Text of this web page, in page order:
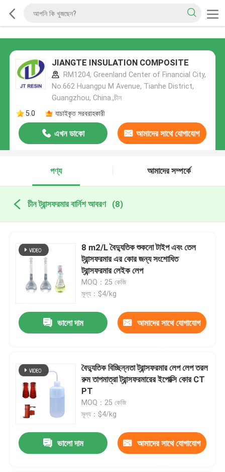
JIANGTE INSULATION COMPOSITE
RM1204, Greenland Center of Financial City,
No.662 Huangpu M Avenue, Tianhe District,
Guangzhou, China.,চীন
5.0
যাচাইকৃত সরবরাহকারী
এখন ডাকো আমাদের সাথে যোগাযোগ
পণ্য
আমাদের সম্পর্কে
চীন ট্রান্সফরমার বার্নিশ আবরণ (8)
8 m2/L বৈদ্যুতিক শুকনো টাইপ এবং তেল
ট্রান্সফরমার এর কোর জন্য সংশোধিত
ট্রান্সফরমার লেইক লেপ
MOQ：25 কেজি
মূল্য：$4/kg
ভালো দাম আমাদের সাথে যোগাযোগ
বৈদ্যুতিক বিচ্ছিন্নতা ট্রান্সফরমার লেপ লেপ তরল
রুম তাপমাত্রা ট্রান্সফরমারের ইপোক্সি কোর CT
PT
MOQ：25 কেজি
মূল্য：$4/kg
ভালো দাম আমাদের সাথে যোগাযোগ